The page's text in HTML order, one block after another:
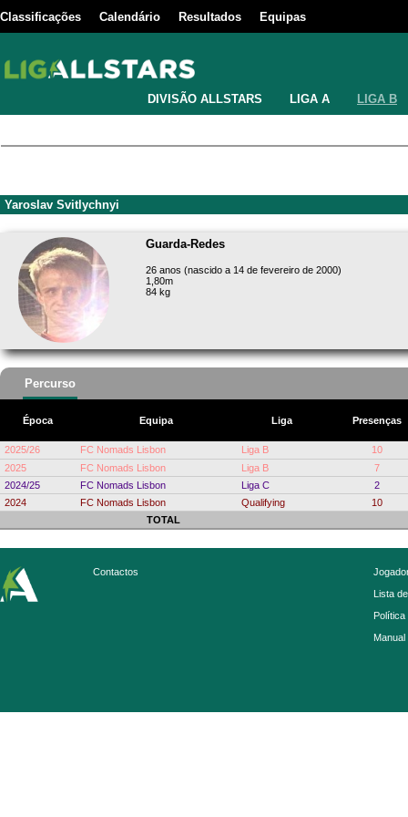
Classificações Calendário Resultados Equipas
DIVISÃO ALLSTARS LIGA A LIGA B
Yaroslav Svitlychnyi
Guarda-Redes
26 anos (nascido a 14 de fevereiro de 2000)
1,80m
84 kg
Percurso
Época Equipa Liga Presenças
2025/26 FC Nomads Lisbon Liga B
10
2025
FC Nomads Lisbon Liga B
7
2024/25
FC Nomads Lisbon Liga C
2
2024
FC Nomads Lisbon Qualifying
10
TOTAL
Contactos
Lista
Política